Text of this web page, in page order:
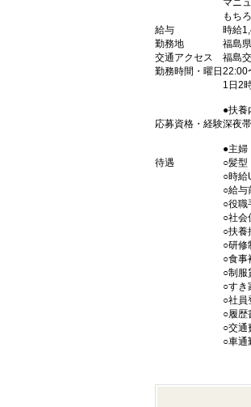
マニ
もち
給与
時給
勤務地
福島
交通アクセス
福島
勤務時間・曜日 22:00
1日2
●扶養
応募資格・経験深夜
●主婦
待遇
○髪型
○時給
○給与
○役職
○社会
○扶養
○研修
○食事
○制服
○すき
○社員
○履歴
○交通
○車通